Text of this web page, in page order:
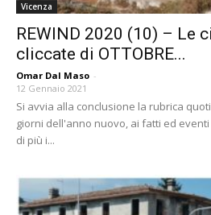
Vicenza
REWIND 2020 (10) – Le
cliccate di OTTOBRE...
Omar Dal Maso -
12 Gennaio 2021
Si avvia alla conclusione la rubrica
giorni dell'anno nuovo, ai fatti ed
di più i...